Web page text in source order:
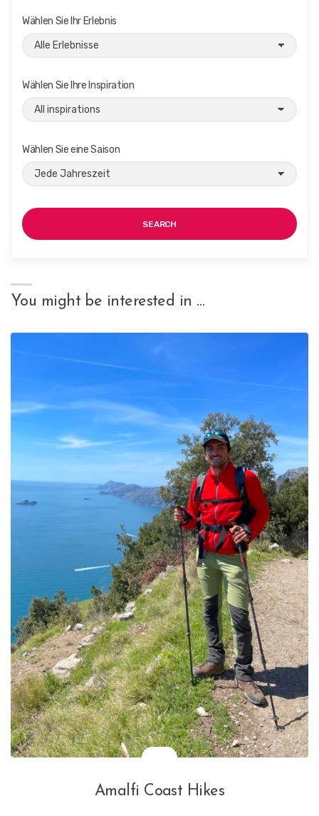
Wählen Sie Ihr Erlebnis
Wählen Sie Ihre Inspiration
Wählen Sie eine Saison
SEARCH
You might be interested in …
Amalfi Coast Hikes